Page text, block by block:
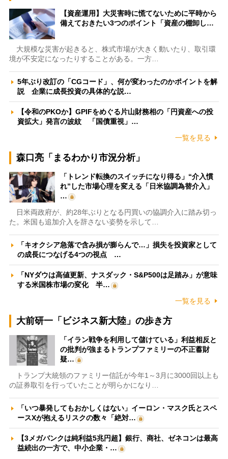
【資産運用】大災害時に慌てないために平時から
備えておきたい3つのポイント「資産の棚卸し…
大規模な災害が起きると、株式市場が大きく動いたり、取引環
境が不安定になったりすることがある。一方…
5年ぶり改訂の「CGコード」、何が変わったのかポイントを解
説 企業に成長投資の具体的な説…
【令和のPKOか】GPIFをめぐる片山財務相の「円資産への投
資拡大」発言の波紋 「国債重視」…
一覧を見る
森口亮「まるわかり市況分析」
「トレンド転換のスイッチになり得る」“介入慣
れ”した市場心理を変える「日米協調為替介入」
…
日米両政府が、約28年ぶりとなる円買いの協調介入に踏み切っ
た。米国も追加介入を辞さない姿勢を示して…
「キオクシア急落で含み損が膨らんで…」損失を投資家として
の成長につなげる4つの視点 …
「NYダウは高値更新、ナスダック・S&P500は足踏み」が意味
する米国株市場の変化 半…
一覧を見る
大前研一「ビジネス新大陸」の歩き方
「イラン戦争を利用して儲けている」利益相反と
の批判が強まるトランプファミリーの不正蓄財
疑…
トランプ大統領のファミリー信託が今年1～3月に3000回以上も
の証券取引を行っていたことが明らかになり…
「いつ暴発してもおかしくはない」イーロン・マスク氏とスペ
ースXが抱えるリスクの数々「絶対…
【3メガバンクは純利益5兆円超】銀行、商社、ゼネコンは最高
益続出の一方で、中小企業・…